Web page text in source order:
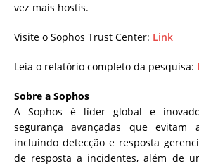
vez mais hostis.
Visite o Sophos Trust Center: Link
Leia o relatório completo da pesquisa:
Sobre a Sophos
A Sophos é líder global e
segurança avançadas que evitam
incluindo detecção e resposta
de resposta a incidentes, além de